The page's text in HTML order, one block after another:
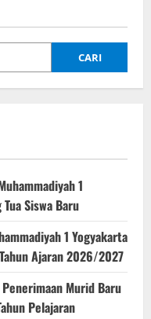
CARI
1
Siswa Baru
1 Yogyakarta
Ajaran 2026/2027
Murid Baru
Pelajaran